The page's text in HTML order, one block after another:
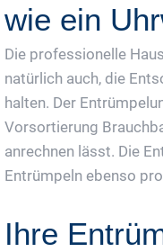
wie ein
Die professionelle
natürlich auch, die
halten. Der
Vorsortierung
anrechnen lässt. Die
Entrümpeln ebenso
Ihre